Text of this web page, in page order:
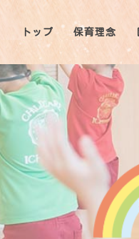
トップ 保育理念